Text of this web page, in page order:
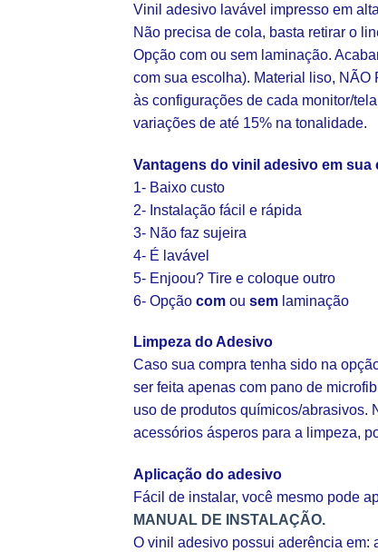
Vinil adesivo lavável impresso em
Não precisa de cola, basta retirar o
Opção com ou sem laminação.
com sua escolha). Material liso,
às configurações de cada monitor/
variações de até 15% na tonalidade.
Vantagens do vinil adesivo em sua
1- Baixo custo
2- Instalação fácil e rápida
3- Não faz sujeira
4- É lavável
5- Enjoou? Tire e coloque outro
6- Opção com ou sem laminação
Limpeza do Adesivo
Caso sua compra tenha sido na
ser feita apenas com pano de
uso de produtos químicos/abrasivos.
acessórios ásperos para a limpeza,
Aplicação do adesivo
Fácil de instalar, você mesmo pode
MANUAL DE INSTALAÇÃO.
O vinil adesivo possui aderência em: